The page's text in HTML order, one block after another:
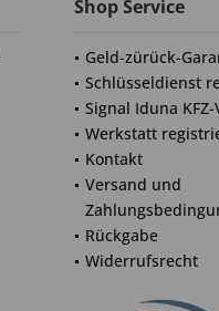
Shop Service
Geld-zürück-
Schlüsseldienst
Signal Iduna
Werkstatt
Kontakt
Versand und
Rückgabe
Widerrufsrecht